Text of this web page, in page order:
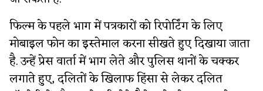
फिल्म के पहले भाग में पत्रकारों को रिपोर्टिंग के लिए
मोबाइल फोन का इस्तेमाल करना सीखते हुए दिखाया जाता
है. उन्हें प्रेस वार्ता में भाग लेते और पुलिस थानों के चक्कर
लगाते हुए, दलितों के खिलाफ हिंसा से लेकर दलित